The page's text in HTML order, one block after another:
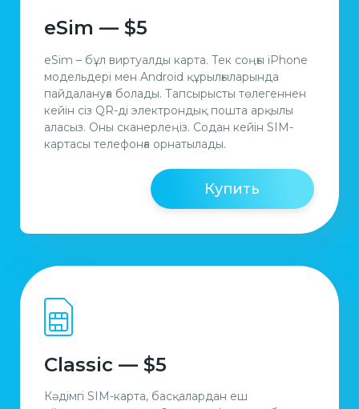
eSim — $5
eSim – бұл виртуалды карта. Тек соңғы iPhone
модельдері мен Android құрылғыларында
пайдалануға болады. Тапсырысты төлегеннен
кейін сіз QR-ді электрондық пошта арқылы
аласыз. Оны сканерлеңіз. Содан кейiн SIM-
картасы телефонға орнатылады.
Купить
Classic — $5
Кәдімгі SIM-карта, басқалардан еш